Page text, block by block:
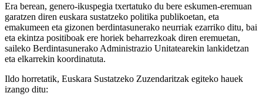
Era berean, genero-ikuspegia txertatuko du bere eskumen-eremuan
garatzen diren euskara sustatzeko politika publikoetan, eta
emakumeen eta gizonen berdintasunerako neurriak ezarriko ditu, bai
eta ekintza positiboak ere horiek beharrezkoak diren eremuetan,
saileko Berdintasunerako Administrazio Unitatearekin lankidetzan
eta elkarrekin koordinatuta.
Ildo horretatik, Euskara Sustatzeko Zuzendaritzak egiteko hauek
izango ditu: